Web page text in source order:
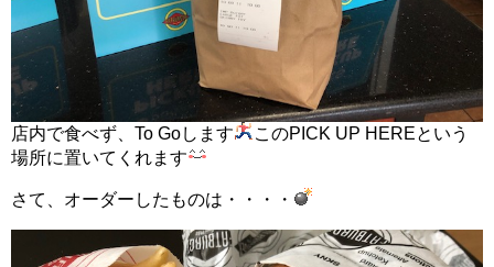
店内で食べず、To Goします
このPICK UP HEREという
場所に置いてくれます
さて、オーダーしたものは・・・・